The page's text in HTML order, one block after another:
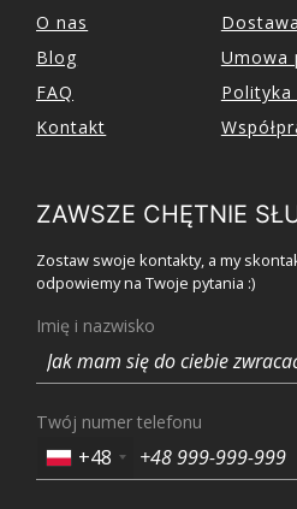
O nas
Blog
FAQ
Kontakt
Umowa
ZAWSZE CHĘTNIE
Zostaw swoje kontakty, a my
odpowiemy na Twoje pytania :)
Imię i nazwisko
Twój numer telefonu
+48